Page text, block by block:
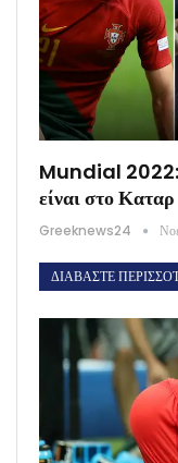
Mundial
είναι στο Καταρ
Greeknews24
ΔΙΑΒΆΣΤΕ